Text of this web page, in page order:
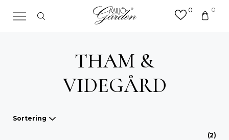
0 0
THAM &
VIDEGÅRD
Sortering
(2)